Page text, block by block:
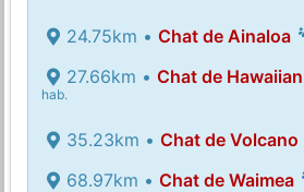
24.75km • Chat de Ainaloa
27.66km • Chat de
hab.
35.23km • Chat de Volcano
68.97km • Chat de Waimea